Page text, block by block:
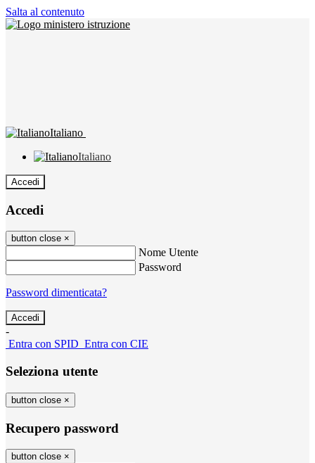
Salta al contenuto
Italiano
Italiano
Accedi
Accedi
button close ×
Nome Utente
Password
Password dimenticata?
-
Entra con SPID Entra con CIE
Seleziona utente
button close ×
Recupero password
button close ×